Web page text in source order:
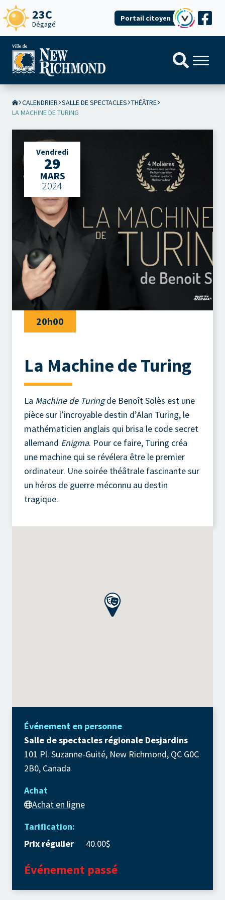
23C
Dégagé
Portail citoyen
CALENDRIER SALLE DE SPECTACLES THÉÂTRE
LA MACHINE DE TURING
Vendredi
29
MARS
2024
20h00
La Machine de Turing
La Machine de Turingde Benoît Solès est une
pièce sur l’incroyable destin d’Alan Turing, le
mathématicien anglais qui brisa le code secret
allemand Enigma. Pour ce faire, Turing créa
une machine qui se révélera être le premier
ordinateur. Une soirée théâtrale fascinante sur
un héros de guerre méconnu au destin
tragique.
Événement en personne
Salle de spectacles régionale Desjardins
101 Pl. Suzanne-Guité, New Richmond, QC G0C
2B0, Canada
Achat
Achat en ligne
Tarification:
Prix régulier
40.00$
Événement passé